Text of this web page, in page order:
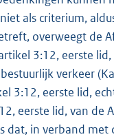
als criterium,
overweegt de
3:12, eerste
verkeer
3:12, eerste lid,
eerste lid, van de
in verband